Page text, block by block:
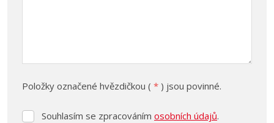
Položky označené hvězdičkou ( * ) jsou povinné.
Souhlasím
Souhlasím se zpracováním osobních údajů.